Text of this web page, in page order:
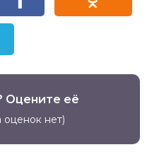
Оцените её
оценок нет)